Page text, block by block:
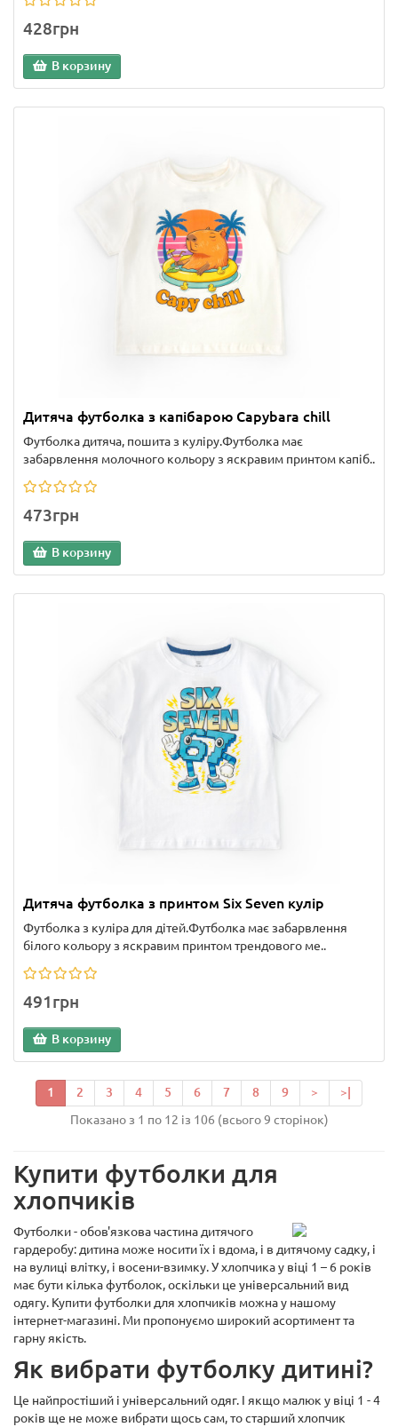
428грн
В корзину
Дитяча футболка з капібарою Capybara chill
Футболка дитяча, пошита з куліру.Футболка має
забарвлення молочного кольору з яскравим принтом капіб..
473грн
В корзину
Дитяча футболка з принтом Six Seven кулір
Футболка з куліра для дітей.Футболка має забарвлення
білого кольору з яскравим принтом трендового ме..
491грн
В корзину
1 2 3 4 5 6 7 8 9 >
>|
Показано з 1 по 12 із 106 (всього 9 сторінок)
Купити футболки для
хлопчиків
Футболки - обов'язкова частина дитячого
гардеробу: дитина може носити їх і вдома, і в дитячому садку, і
на вулиці влітку, і восени-взимку. У хлопчика у віці 1 – 6 років
має бути кілька футболок, оскільки це універсальний вид
одягу. Купити футболки для хлопчиків можна у нашому
інтернет-магазині. Ми пропонуємо широкий асортимент та
гарну якість.
Як вибрати футболку дитині?
Це найпростіший і універсальний одяг. І якщо малюк у віці 1 - 4
років ще не може вибрати щось сам, то старший хлопчик